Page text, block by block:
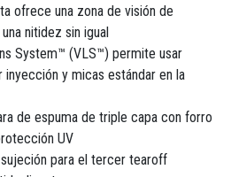
ofrece una zona de visión de
nitidez sin igual
System™ (VLS™) permite usar
inyección y micas estándar en la
de espuma de triple capa con forro
UV
para el tercer tearoff